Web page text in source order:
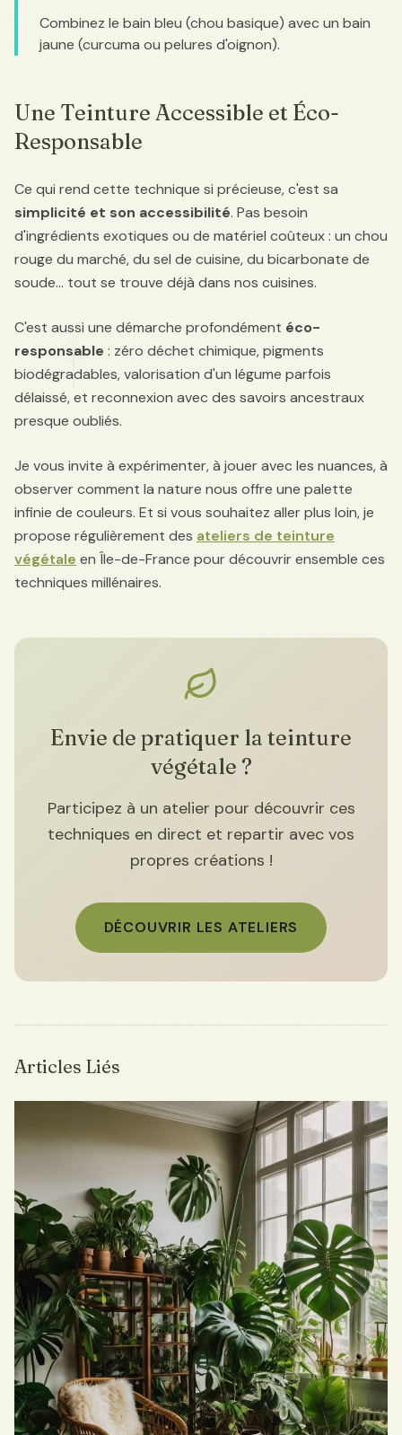
Combinez le bain bleu (chou basique) avec un bain
jaune (curcuma ou pelures d'oignon).
Une Teinture Accessible et Éco-
Responsable
Ce qui rend cette technique si précieuse, c'est sa
simplicité et son accessibilité. Pas besoin
d'ingrédients exotiques ou de matériel coûteux : un chou
rouge du marché, du sel de cuisine, du bicarbonate de
soude... tout se trouve déjà dans nos cuisines.
C'est aussi une démarche profondément éco-
responsable : zéro déchet chimique, pigments
biodégradables, valorisation d'un légume parfois
délaissé, et reconnexion avec des savoirs ancestraux
presque oubliés.
Je vous invite à expérimenter, à jouer avec les nuances, à
observer comment la nature nous offre une palette
infinie de couleurs. Et si vous souhaitez aller plus loin, je
propose régulièrement des ateliers de teinture
végétale en Île-de-France pour découvrir ensemble ces
techniques millénaires.
Envie de pratiquer la teinture
végétale ?
Participez à un atelier pour découvrir ces
techniques en direct et repartir avec vos
propres créations !
DÉCOUVRIR LES ATELIERS
Articles Liés